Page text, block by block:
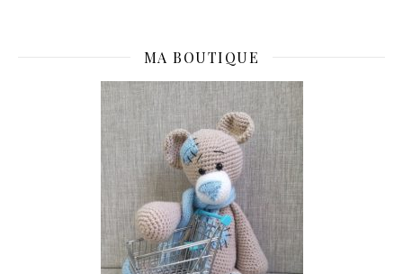
MA BOUTIQUE